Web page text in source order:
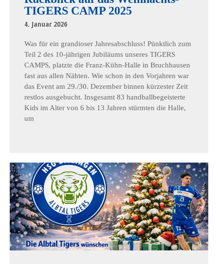
TIGERS CAMP 2025
4. Januar 2026
Was für ein grandioser Jahresabschluss! Pünktlich zum
Teil 2 des 10-jährigen Jubiläums unseres TIGERS
CAMPS, platzte die Franz-Kühn-Halle in Bruchhausen
fast aus allen Nähten. Wie schon in den Vorjahren war
das Event am 29./30. Dezember binnen kürzester Zeit
restlos ausgebucht. Insgesamt 83 handballbegeisterte
Kids im Alter von 6 bis 13 Jahren stürmten die Halle,
um